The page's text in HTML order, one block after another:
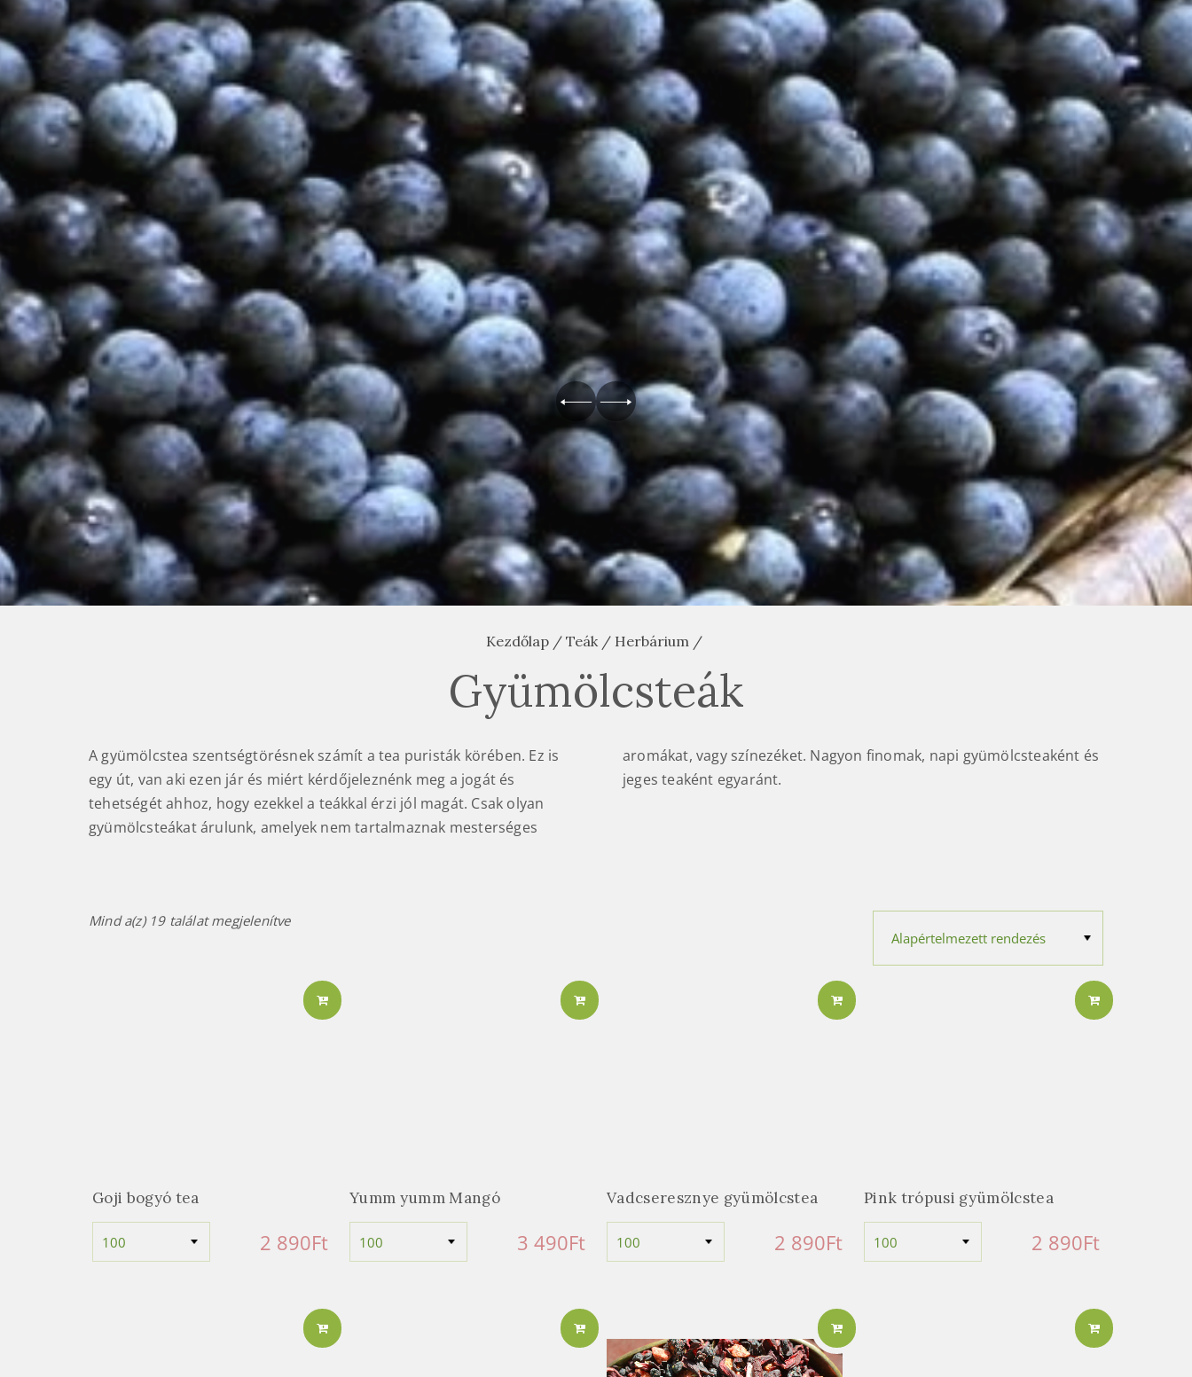
Kezdőlap / Teák/ Herbárium /
Gyümölcsteák
A gyümölcstea szentségtörésnek számít a tea puristák körében. Ez is
egy út, van aki ezen jár és miért kérdőjeleznénk meg a jogát és
tehetségét ahhoz, hogy ezekkel a teákkal érzi jól magát. Csak olyan
gyümölcsteákat árulunk, amelyek nem tartalmaznak mesterséges
aromákat, vagy színezéket. Nagyon finomak, napi gyümölcsteaként és
jeges teaként egyaránt.
Mind a(z) 19 találat megjelenítve
Goji bogyó tea
2 890Ft
Yumm yumm Mangó
3 490Ft
Vadcseresznye gyümölcstea
2 890Ft
Pink trópusi gyümölcstea
2 890Ft